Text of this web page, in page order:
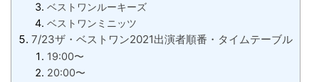
ベストワンルーキーズ
ベストワンミニッツ
7/23ザ・ベストワン2021出演者順番・タイムテーブル
19:00〜
20:00〜